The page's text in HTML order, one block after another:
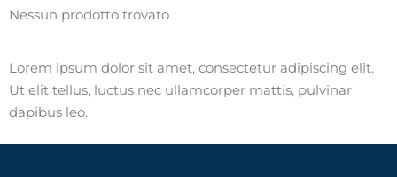
Nessun prodotto trovato
Lorem ipsum dolor sit amet, consectetur adipiscing elit.
Ut elit tellus, luctus nec ullamcorper mattis, pulvinar
dapibus leo.